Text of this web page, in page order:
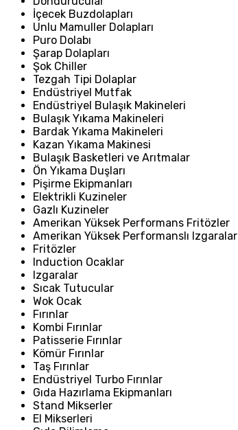
İçecek Buzdolapları
Unlu Mamuller Dolapları
Puro Dolabı
Şarap Dolapları
Şok Chiller
Tezgah Tipi Dolaplar
Endüstriyel Mutfak
Endüstriyel Bulaşık Makineleri
Bulaşık Yıkama Makineleri
Bardak Yıkama Makineleri
Kazan Yıkama Makinesi
Bulaşık Basketleri ve Arıtmalar
Ön Yıkama Duşları
Pişirme Ekipmanları
Elektrikli Kuzineler
Gazlı Kuzineler
Amerikan Yüksek Performans Fritözler
Amerikan Yüksek Performanslı Izgaralar
Fritözler
Induction Ocaklar
Izgaralar
Sıcak Tutucular
Wok Ocak
Fırınlar
Kombi Fırınlar
Patisserie Fırınlar
Kömür Fırınlar
Taş Fırınlar
Endüstriyel Turbo Fırınlar
Gıda Hazırlama Ekipmanları
Stand Mikserler
El Mikserleri